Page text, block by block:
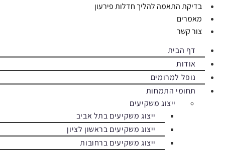
בדיקת התאמה להליך חדלות פירעון
מאמרים
צור קשר
דף הבית
אודות
נופל למרומים
תחומי התמחות
ייצוג משקיעים
ייצוג משקיעים בתל אביב
ייצוג משקיעים בראשון לציון
ייצוג משקיעים ברחובות